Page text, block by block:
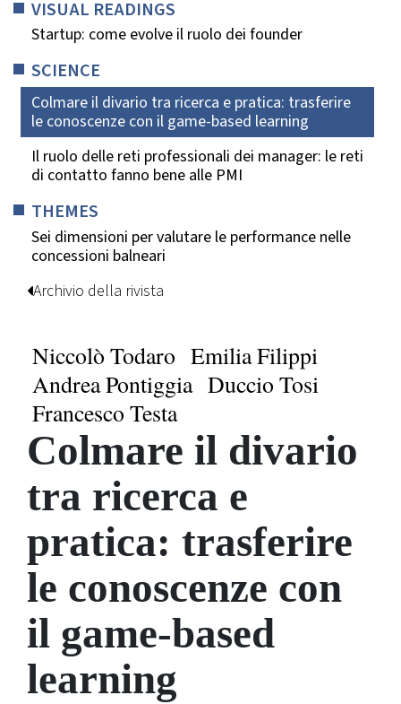
VISUAL READINGS
Startup: come evolve il ruolo dei founder
SCIENCE
Colmare il divario tra ricerca e pratica: trasferire
le conoscenze con il game-based learning
Il ruolo delle reti professionali dei manager: le reti
di contatto fanno bene alle PMI
THEMES
Sei dimensioni per valutare le performance nelle
concessioni balneari
Archivio della rivista
Niccolò Todaro Emilia Filippi
Andrea Pontiggia Duccio Tosi
Francesco Testa
Colmare il divario
tra ricerca e
pratica: trasferire
le conoscenze con
il game-based
learning